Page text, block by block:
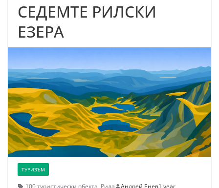
СЕДЕМТЕ РИЛСКИ
ЕЗЕРА
ТУРИЗЪМ